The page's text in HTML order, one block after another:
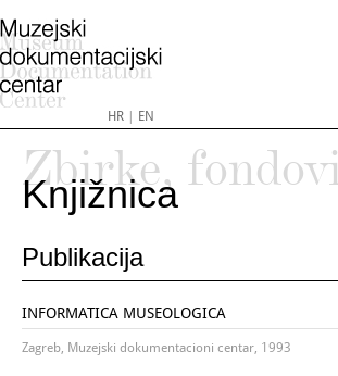
HR| EN
Zbirke, fondovi
Knjižnica
Publikacija
INFORMATICA MUSEOLOGICA
Zagreb, Muzejski dokumentacioni centar, 1993